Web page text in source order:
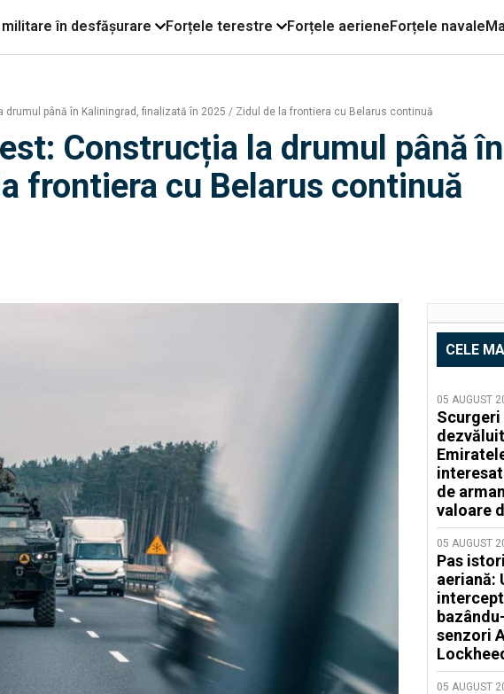
în desfășurare Forțele terestre Forțele aerieneForțele navale
până în Kaliningrad, finalizată în 2025 / Zidul de la frontiera cu Belarus continuă
Construcția la drumul până
frontiera cu Belarus continuă
CELE
05 AUGUST
Scurgeri
de
valoare
05 AUGUST
Pas
aeriană:
senzori
05 AUGUST